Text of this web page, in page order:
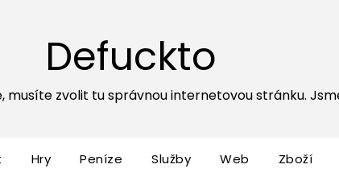
Defuckto
zvolit tu správnou internetovou stránku.
Hry Peníze Služby Web Zboží